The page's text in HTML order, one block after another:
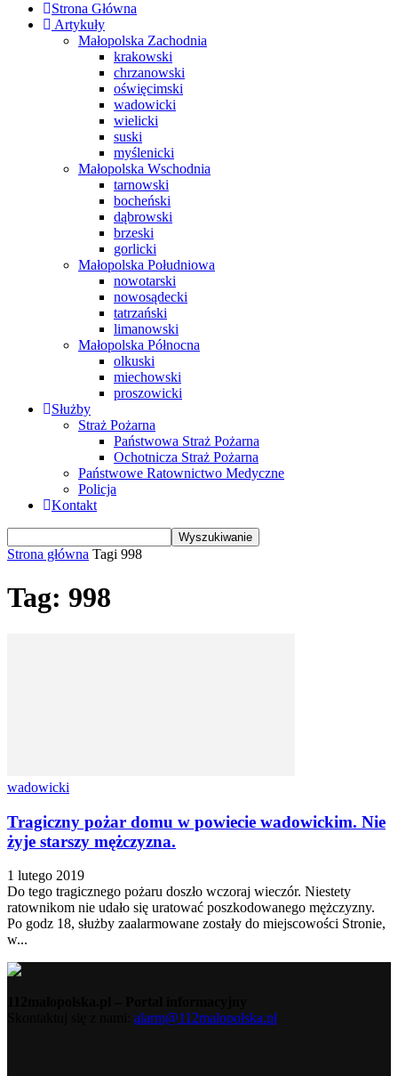
Strona Główna
Artykuły
Małopolska Zachodnia
krakowski
chrzanowski
oświęcimski
wadowicki
wielicki
suski
myślenicki
Małopolska Wschodnia
tarnowski
bocheński
dąbrowski
brzeski
gorlicki
Małopolska Południowa
nowotarski
nowosądecki
tatrzański
limanowski
Małopolska Północna
olkuski
miechowski
proszowicki
Służby
Straż Pożarna
Państwowa Straż Pożarna
Ochotnicza Straż Pożarna
Państwowe Ratownictwo Medyczne
Policja
Kontakt
Strona główna Tagi 998
Tag: 998
wadowicki
Tragiczny pożar domu w powiecie wadowickim. Nie
żyje starszy mężczyzna.
1 lutego 2019
Do tego tragicznego pożaru doszło wczoraj wieczór. Niestety
ratownikom nie udało się uratować poszkodowanego mężczyzny.
Po godz 18, służby zaalarmowane zostały do miejscowości Stronie,
w...
alarm@112malopolska.pl